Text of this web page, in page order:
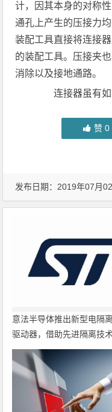
计，因其本身的对称
通孔上产生的压接力
装配工具直接将连接
的装配工具。压接夹
消除以及接地通路。
连接器虽有如
赞 0
发布日期：2019年07月
意法半导体推出新型电隔
驱动器，借助先进隔离技
电源设计